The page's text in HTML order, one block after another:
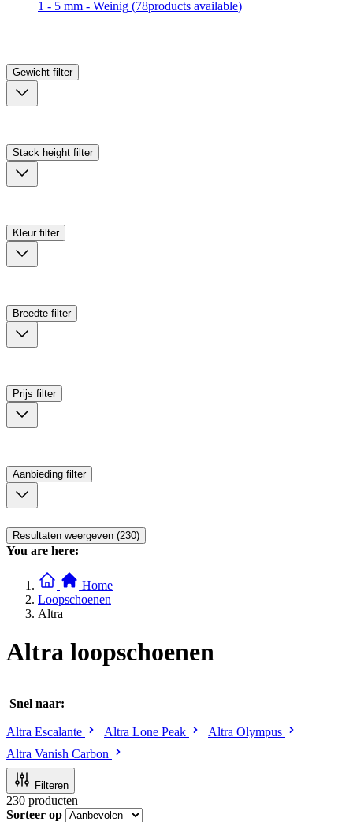
1 - 5 mm - Weinig (78products available)
Gewicht filter
Stack height filter
Kleur filter
Breedte filter
Prijs filter
Aanbieding filter
Resultaten weergeven (230)
You are here:
Home
Loopschoenen
Altra
Altra loopschoenen
Snel naar:
Altra Escalante Altra Lone Peak
Altra Olympus
Altra Vanish Carbon
Filteren
230 producten
Sorteer op